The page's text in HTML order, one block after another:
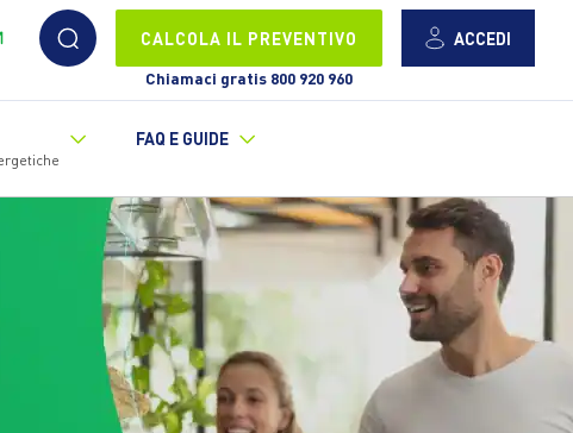
CALCOLA IL PREVENTIVO
Chiamaci gratis 800 920 960
ACCEDI
FAQ E GUIDE